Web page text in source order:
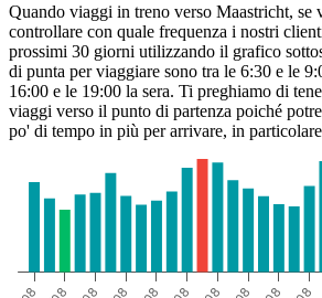
Quando viaggi in treno verso Maastricht, se
controllare con quale frequenza i nostri
prossimi 30 giorni utilizzando il grafico
di punta per viaggiare sono tra le 6:30 e le
16:00 e le 19:00 la sera. Ti preghiamo di
viaggi verso il punto di partenza poiché
po' di tempo in più per arrivare, in